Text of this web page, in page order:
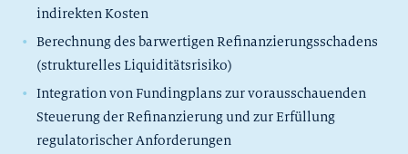
indirekten Kosten
Berechnung des barwertigen Refinanzierungsschadens
(strukturelles Liquiditätsrisiko)
Integration von Fundingplans zur vorausschauenden
Steuerung der Refinanzierung und zur Erfüllung
regulatorischer Anforderungen